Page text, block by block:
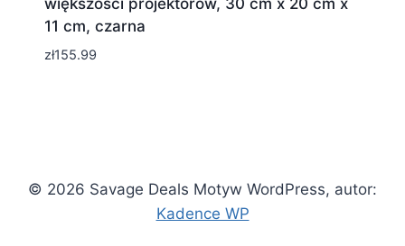
większości projektorów, 30 cm x 20 cm x
11 cm, czarna
zł155.99
© 2026 Savage Deals Motyw WordPress, autor:
Kadence WP